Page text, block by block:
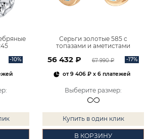
-10%
:
Серьги золотые 585 с
топазами и аметистами
56 432 ₽ 67 990 ₽ -17%
от9 406 ₽x 6 платежей
Выберите размер:
Купить в один клик
В КОРЗИНУ